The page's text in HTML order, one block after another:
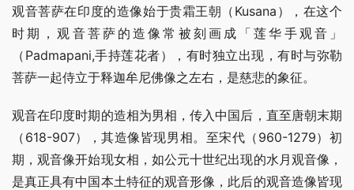
观音菩萨在印度的造像始于贵霜王朝（Kusana），在这个
时期，观音菩萨的造像常被刻画成「莲华手观音」
（Padmapani,手持莲花者），有时独立出现，有时与弥勒
菩萨一起侍立于释迦牟尼佛像之左右，是慈悲的象征。
观音在印度时期的造相为男相，传入中国后，直至唐朝末期
（618-907），其造像皆现男相。至宋代（960-1279）初
期，观音像开始现女相，如公元十世纪出现的水月观音像，
是真正具有中国本土特征的观音形像，此后的观音造像皆现